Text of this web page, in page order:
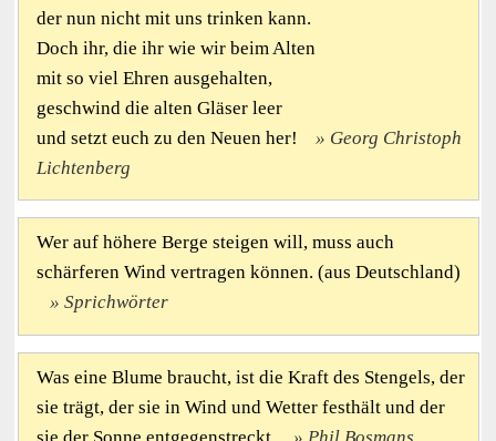
der nun nicht mit uns trinken kann.
Doch ihr, die ihr wie wir beim Alten
mit so viel Ehren ausgehalten,
geschwind die alten Gläser leer
und setzt euch zu den Neuen her!
Georg Christoph
Lichtenberg
Wer auf höhere Berge steigen will, muss auch
schärferen Wind vertragen können. (aus Deutschland)
Sprichwörter
Was eine Blume braucht, ist die Kraft des Stengels, der
sie trägt, der sie in Wind und Wetter festhält und der